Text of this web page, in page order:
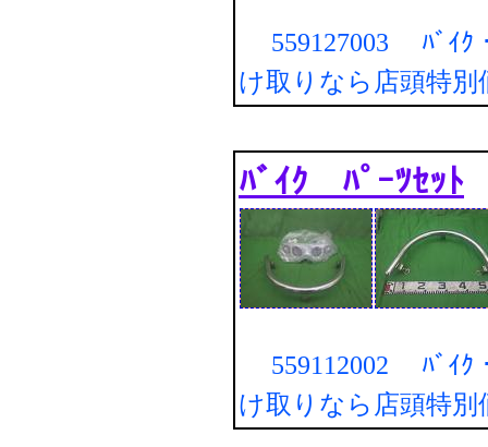
559127003 ﾊﾞｲｸ
け取りなら店頭特別
ﾊﾞｲｸ ﾊﾟｰﾂｾｯﾄ
559112002 ﾊﾞｲｸ
け取りなら店頭特別